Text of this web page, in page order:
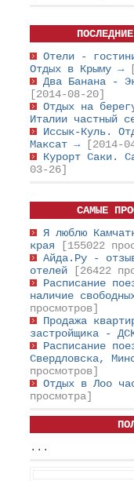
Отели -
Отдых в Крыму →
Два Банана -
[2014-08-20]
Отдых на
Италии частный
Иссык-Куль.
Максат →
[2014-
Курорт Саки.
03-26]
САМЫЕ
Я люблю
края
[155022
Айда.Ру -
отелей
[26422
Расписание
наличие
просмотров]
Продажа
застройщика -
Расписание
Свердловска,
просмотров]
Отдых в Лоо
просмотра]
...